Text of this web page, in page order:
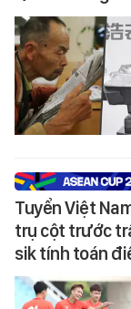
Tuyển Việt
trụ cột trước
sik tính toán